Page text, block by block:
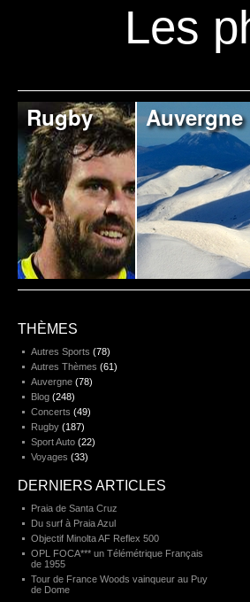
Les
Rugby Auvergne
THÈMES
Autres Sports (78)
Autres Thèmes (61)
Auvergne (78)
Blog (248)
Concerts (49)
Rugby (187)
Sport Auto (22)
Voyages (33)
DERNIERS ARTICLES
Praia de Santa Cruz
Du surf à Praia Azul
Objectif Minolta AF Reflex 500
OPL FOCA*** un Télémétrique Français
de 1955
Tour de France Woods vainqueur au Puy
de Dome